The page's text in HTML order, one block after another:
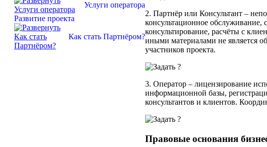
Услуги оператора
Развитие проекта
Как стать Партнёром?
2. Партнёр или Консультант –
консультационное обслуживание,
консультирование, расчёты с
иными материалами не является
участников проекта.
3. Оператор – лицензирование
информационной базы,
консультантов и клиентов.
Правовые основания